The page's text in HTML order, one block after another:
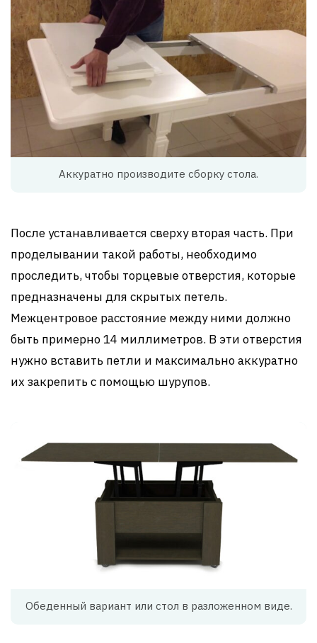
Аккуратно производите сборку стола.
После устанавливается сверху вторая часть. При
проделывании такой работы, необходимо
проследить, чтобы торцевые отверстия, которые
предназначены для скрытых петель.
Межцентровое расстояние между ними должно
быть примерно 14 миллиметров. В эти отверстия
нужно вставить петли и максимально аккуратно
их закрепить с помощью шурупов.
Обеденный вариант или стол в разложенном виде.